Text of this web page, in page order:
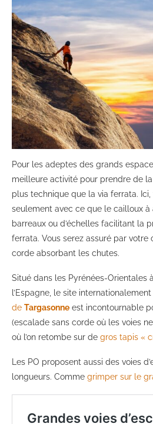
Pour les adeptes des grands
meilleure activité pour prendre de la
plus technique que la via ferrata. Ici,
seulement avec ce que le cailloux à
barreaux ou d’échelles facilitant la
ferrata. Vous serez assuré par votre
corde absorbant les chutes.
Situé dans les Pyrénées-Orientales
l’Espagne, le site
de Targasonne est incontournable
(escalade sans corde où les voies
où l’on retombe sur de gros tapis «
Les PO proposent aussi des voies
longueurs. Comme grimper sur le